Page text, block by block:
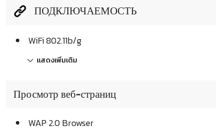
ПОДКЛЮЧАЕМОСТЬ
WiFi 802.11b/g
แสดงเพิ่มเติม
Просмотр веб-страниц
WAP 2.0 Browser